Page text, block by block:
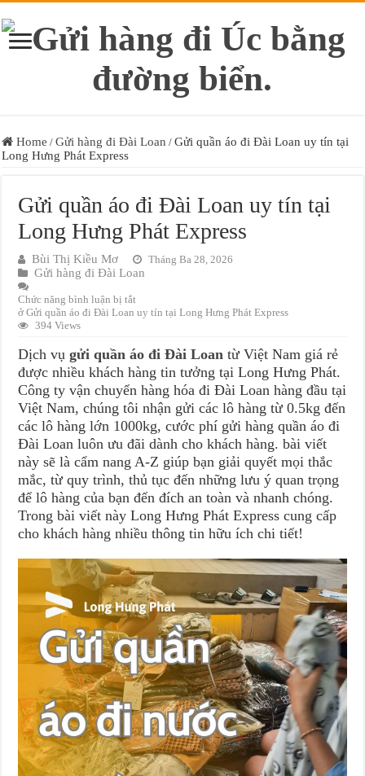
Home / Gửi hàng đi Đài Loan / Gửi quần áo đi Đài Loan uy tín tại
Long Hưng Phát Express
Gửi quần áo đi Đài Loan uy tín tại
Long Hưng Phát Express
Bùi Thị Kiều Mơ Tháng Ba 28, 2026
Gửi hàng đi Đài Loan
Chức năng bình luận bị tắt
ở Gửi quần áo đi Đài Loan uy tín tại Long Hưng Phát Express
394 Views
Dịch vụgửi quần áo đi Đài Loan từ Việt Nam giá rẻ
được nhiều khách hàng tin tưởng tại Long Hưng Phát.
Công ty vận chuyển hàng hóa đi Đài Loan hàng đầu tại
Việt Nam, chúng tôi nhận gửi các lô hàng từ 0.5kg đến
các lô hàng lớn 1000kg, cước phí gửi hàng quần áo đi
Đài Loan luôn ưu đãi dành cho khách hàng. bài viết
này sẽ là cẩm nang A-Z giúp bạn giải quyết mọi thắc
mắc, từ quy trình, thủ tục đến những lưu ý quan trọng
để lô hàng của bạn đến đích an toàn và nhanh chóng.
Trong bài viết này Long Hưng Phát Express cung cấp
cho khách hàng nhiều thông tin hữu ích chi tiết!